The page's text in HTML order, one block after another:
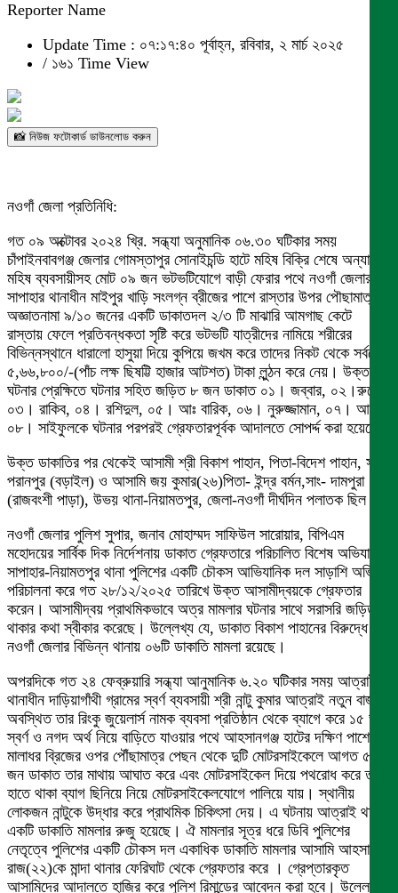
Reporter Name
Update Time : ০৭:১৭:৪০ পূর্বাহ্ন, রবিবার, ২ মার্চ ২০২৫
/ ১৬১ Time View
📸 নিউজ ফটোকার্ড ডাউনলোড করুন
নওগাঁ জেলা প্রতিনিধি:
গত ০৯ অক্টোবর ২০২৪ খ্রি. সন্ধ্যা অনুমানিক ০৬.৩০ ঘটিকার সময়
চাঁপাইনবাবগঞ্জ জেলার গোমস্তাপুর সোনাইচন্ডি হাটে মহিষ বিক্রি শেষে অন্যান্য
মহিষ ব্যবসায়ীসহ মোট ০৯ জন ভটভটিযোগে বাড়ী ফেরার পথে নওগাঁ জেলার
সাপাহার থানাধীন মাইপুর খাড়ি সংলগ্ন ব্রীজের পাশে রাস্তার উপর পৌছামাত্র
অজ্ঞাতনামা ৯/১০ জনের একটি ডাকাতদল ২/৩ টি মাঝারি আমগাছ কেটে
রাস্তায় ফেলে প্রতিবন্ধকতা সৃষ্টি করে ভটভটি যাত্রীদের নামিয়ে শরীরের
বিভিন্নস্থানে ধারালো হাসুয়া দিয়ে কুপিয়ে জখম করে তাদের নিকট থেকে সর্বমোট
৫,৬৬,৮০০/-(পাঁচ লক্ষ ছিষট্টি হাজার আটশত) টাকা লুন্ঠন করে নেয়। উক্ত
ঘটনার প্রেক্ষিতে ঘটনার সহিত জড়িত ৮ জন ডাকাত ০১। জব্বার, ০২।রুবেল,
০৩। রাকিব, ০৪। রশিদুল, ০৫। আঃ বারিক, ০৬। নুরুজ্জামান, ০৭। আলম,
০৮। সাইফুলকে ঘটনার পরপরই গ্রেফতারপূর্বক আদালতে সোপর্দ্দ করা হয়েছে।
উক্ত ডাকাতির পর থেকেই আসামী শ্রী বিকাশ পাহান, পিতা-বিদেশ পাহান, সাং-
পরানপুর (বড়াইল) ও আসামি জয় কুমার(২৬)পিতা- ইন্দ্র বর্মন,সাং- দামপুরা
(রাজবংশী পাড়া), উভয় থানা-নিয়ামতপুর, জেলা-নওগাঁ দীর্ঘদিন পলাতক ছিল।
নওগাঁ জেলার পুলিশ সুপার, জনাব মোহাম্মদ সাফিউল সারোয়ার, বিপিএম
মহোদয়ের সার্বিক দিক নির্দেশনায় ডাকাত গ্রেফতারে পরিচালিত বিশেষ অভিযানে
সাপাহার-নিয়ামতপুর থানা পুলিশের একটি চৌকস আভিযানিক দল সাড়াশি অভিযান
পরিচালনা করে গত ২৮/১২/২০২৫ তারিখে উক্ত আসামীদ্বয়কে গ্রেফতার
করেন। আসামীদ্বয় প্রাথমিকভাবে অত্র মামলার ঘটনার সাথে সরাসরি জড়িত
থাকার কথা স্বীকার করেছে। উল্লেখ্য যে, ডাকাত বিকাশ পাহানের বিরুদ্ধে
নওগাঁ জেলার বিভিন্ন থানায় ০৬টি ডাকাতি মামলা রয়েছে।
অপরদিকে গত ২৪ ফেব্রুয়ারি সন্ধ্যা আনুমানিক ৬.২০ ঘটিকার সময় আত্রাই
থানাধীন দাড়িয়াগাঁথী গ্রামের স্বর্ণ ব্যবসায়ী শ্রী নান্টু কুমার আত্রাই নতুন বাজারে
অবস্থিত তার রিংকু জুয়েলার্স নামক ব্যবসা প্রতিষ্ঠান থেকে ব্যাগে করে ১৫ ভরি
স্বর্ণ ও নগদ অর্থ নিয়ে বাড়িতে যাওয়ার পথে আহসানগঞ্জ হাটের দক্ষিণ পাশে
মালাধর ব্রিজের ওপর পৌঁছামাত্র পেছন থেকে দুটি মোটরসাইকেলে আগত ৫
জন ডাকাত তার মাথায় আঘাত করে এবং মোটরসাইকেল দিয়ে পথরোধ করে তার
হাতে থাকা ব্যাগ ছিনিয়ে নিয়ে মোটরসাইকেলযোগে পালিয়ে যায়। স্থানীয়
লোকজন নান্টুকে উদ্ধার করে প্রাথমিক চিকিৎসা দেয়। এ ঘটনায় আত্রাই থানায়
একটি ডাকাতি মামলার রুজু হয়েছে। ঐ মামলার সূত্র ধরে ডিবি পুলিশের
নেতৃত্বে পুলিশের একটি চৌকস দল একাধিক ডাকাতি মামলার আসামি আহসান
রাজ(২২)কে মান্দা থানার ফেরিঘাট থেকে গ্রেফতার করে । গ্রেপ্তারকৃত
আসামিদের আদালতে হাজির করে পুলিশ রিমান্ডের আবেদন করা হবে। উল্লেখ্য